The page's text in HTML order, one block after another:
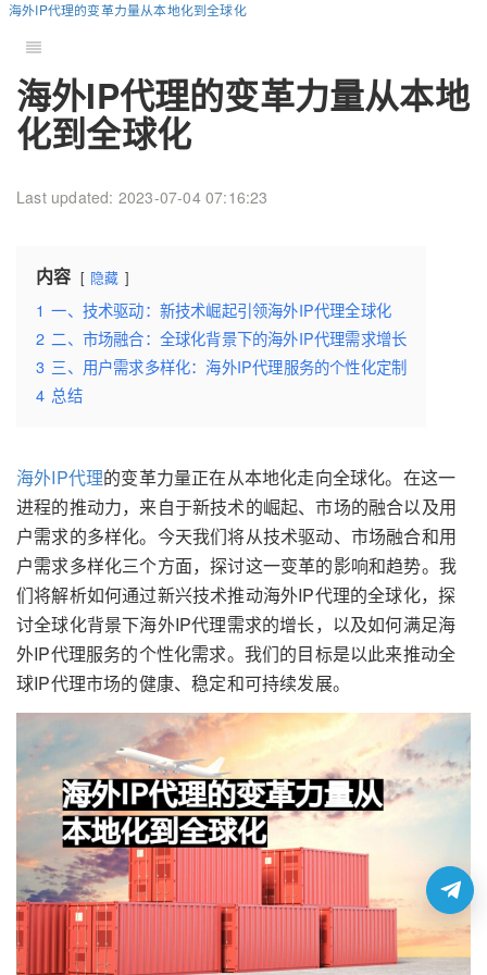
海外IP代理的变革力量从本地化到全球化
海外IP代理的变革力量从本地
化到全球化
Last updated: 2023-07-04 07:16:23
内容 隐藏
1 一、技术驱动：新技术崛起引领海外IP代理全球化
2 二、市场融合：全球化背景下的海外IP代理需求增长
3 三、用户需求多样化：海外IP代理服务的个性化定制
4 总结
海外IP代理的变革力量正在从本地化走向全球化。在这一
进程的推动力，来自于新技术的崛起、市场的融合以及用
户需求的多样化。今天我们将从技术驱动、市场融合和用
户需求多样化三个方面，探讨这一变革的影响和趋势。我
们将解析如何通过新兴技术推动海外IP代理的全球化，探
讨全球化背景下海外IP代理需求的增长，以及如何满足海
外IP代理服务的个性化需求。我们的目标是以此来推动全
球IP代理市场的健康、稳定和可持续发展。